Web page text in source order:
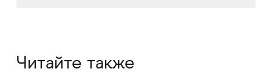
Читайте также